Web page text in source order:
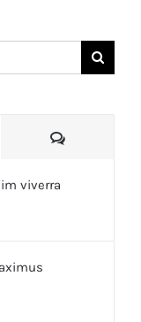
viverra